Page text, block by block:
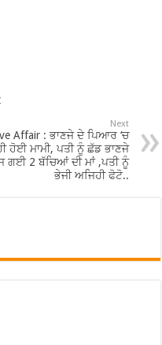
Next
Affair : ਭਾਣਜੇ ਦੇ ਪਿਆਰ ‘ਚ
ਹੋਈ ਮਾਮੀ, ਪਤੀ ਨੂੰ ਛੱਡ ਭਾਣਜੇ
ਗਈ 2 ਬੱਚਿਆਂ ਦੀ ਮਾਂ ,ਪਤੀ ਨੂੰ
ਭੇਜੀ ਅਜਿਹੀ ਫੋਟੋ..